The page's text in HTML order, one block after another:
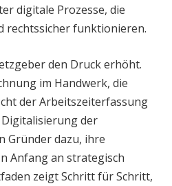
digitale Prozesse, die
rechtssicher funktionieren.
den Druck erhöht.
im Handwerk, die
der Arbeitszeiterfassung
der
Gründer dazu, ihre
Anfang an strategisch
zeigt Schritt für Schritt,